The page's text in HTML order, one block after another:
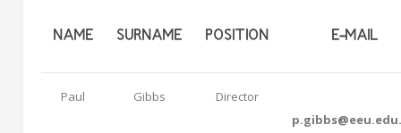
CONTACT US
NAME SURNAME POSITION E-MAIL
Paul Gibbs
Director